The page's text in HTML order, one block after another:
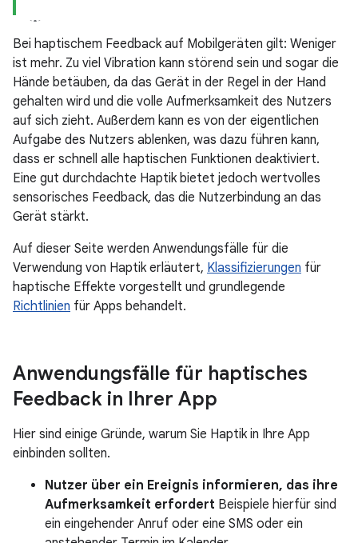
Bei haptischem Feedback auf Mobilgeräten gilt: Weniger
ist mehr. Zu viel Vibration kann störend sein und sogar die
Hände betäuben, da das Gerät in der Regel in der Hand
gehalten wird und die volle Aufmerksamkeit des Nutzers
auf sich zieht. Außerdem kann es von der eigentlichen
Aufgabe des Nutzers ablenken, was dazu führen kann,
dass er schnell alle haptischen Funktionen deaktiviert.
Eine gut durchdachte Haptik bietet jedoch wertvolles
sensorisches Feedback, das die Nutzerbindung an das
Gerät stärkt.
Auf dieser Seite werden Anwendungsfälle für die
Verwendung von Haptik erläutert, Klassifizierungen für
haptische Effekte vorgestellt und grundlegende
Richtlinien für Apps behandelt.
Anwendungsfälle für haptisches
Feedback in Ihrer App
Hier sind einige Gründe, warum Sie Haptik in Ihre App
einbinden sollten.
Nutzer über ein Ereignis informieren, das ihre
Aufmerksamkeit erfordert Beispiele hierfür sind
ein eingehender Anruf oder eine SMS oder ein